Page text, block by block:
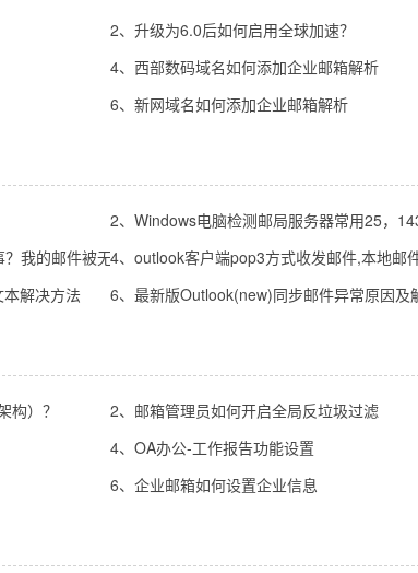
2、升级为6.0后如何启用全球加速？
4、西部数码域名如何添加企业邮箱解析
6、新网域名如何添加企业邮箱解析
2、Windows电脑检测邮局服务器常用25，
我的邮件被无故删除了，邮件丢失了？
4、outlook客户端pop3方式收发邮件,本地邮
解决方法
6、最新版Outlook(new)同步邮件异常原因及
构）？
2、邮箱管理员如何开启全局反垃圾过滤
4、OA办公-工作报告功能设置
6、企业邮箱如何设置企业信息